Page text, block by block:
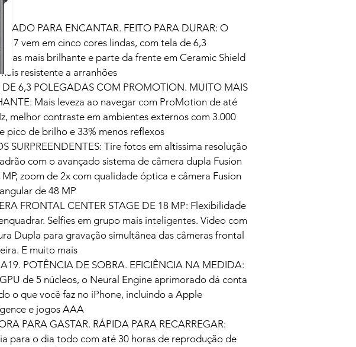
PARA ENCANTAR. FEITO PARA DURAR: O
17 vem em cinco cores lindas, com tela de 6,3
mais brilhante e parte da frente em Ceramic Shield
resistente a arranhões
DE 6,3 POLEGADAS COM PROMOTION. MUITO MAIS
Mais leveza ao navegar com ProMotion de até
melhor contraste em ambientes externos com 3.000
pico de brilho e 33% menos reflexos
SURPREENDENTES: Tire fotos em altíssima resolução
com o avançado sistema de câmera dupla Fusion
MP, zoom de 2x com qualidade óptica e câmera Fusion
de 48 MP
FRONTAL CENTER STAGE DE 18 MP: Flexibilidade
Selfies em grupo mais inteligentes. Vídeo com
Dupla para gravação simultânea das câmeras frontal
E muito mais
POTÊNCIA DE SOBRA. EFICIÊNCIA NA MEDIDA:
de 5 núcleos, o Neural Engine aprimorado dá conta
o que você faz no iPhone, incluindo a Apple
e jogos AAA
PARA GASTAR. RÁPIDA PARA RECARREGAR:
para o dia todo com até 30 horas de reprodução de